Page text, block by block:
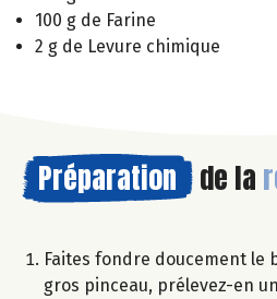
100 g de Farine
2 g de Levure chimique
Préparation de la
Faites fondre doucement le
gros pinceau, prélevez-en